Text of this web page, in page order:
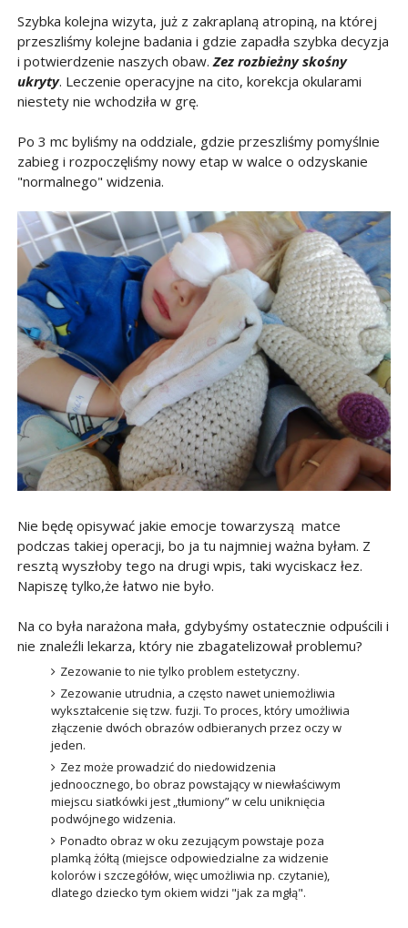
Szybka kolejna wizyta, już z zakraplaną atropiną, na której
przeszliśmy kolejne badania i gdzie zapadła szybka decyzja
i potwierdzenie naszych obaw.Zez rozbieżny skośny
ukryty. Leczenie operacyjne na cito, korekcja okularami
niestety nie wchodziła w grę.
Po 3 mc byliśmy na oddziale, gdzie przeszliśmy pomyślnie
zabieg i rozpoczęliśmy nowy etap w walce o odzyskanie
"normalnego" widzenia.
Nie będę opisywać jakie emocje towarzyszą matce
podczas takiej operacji, bo ja tu najmniej ważna byłam. Z
resztą wyszłoby tego na drugi wpis, taki wyciskacz łez.
Napiszę tylko,że łatwo nie było.
Na co była narażona mała, gdybyśmy ostatecznie odpuścili i
nie znaleźli lekarza, który nie zbagatelizował problemu?
Zezowanie to nie tylko problem estetyczny.
Zezowanie utrudnia, a często nawet uniemożliwia
wykształcenie się tzw. fuzji. To proces, który umożliwia
złączenie dwóch obrazów odbieranych przez oczy w
jeden.
Zez może prowadzić do niedowidzenia
jednoocznego, bo obraz powstający w niewłaściwym
miejscu siatkówki jest „tłumiony” w celu uniknięcia
podwójnego widzenia.
Ponadto obraz w oku zezującym powstaje poza
plamką żółtą (miejsce odpowiedzialne za widzenie
kolorów i szczegółów, więc umożliwia np. czytanie),
dlatego dziecko tym okiem widzi "jak za mgłą".